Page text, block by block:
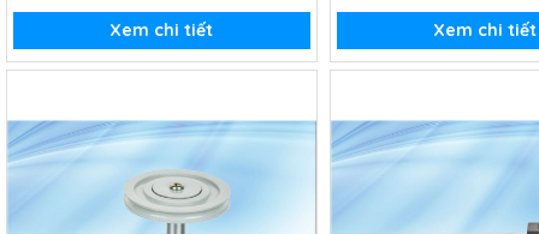
Xem chi tiết Xem chi tiết